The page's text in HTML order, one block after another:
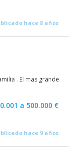
hace 8 años
. El mas grande
a 500.000 €
hace 9 años